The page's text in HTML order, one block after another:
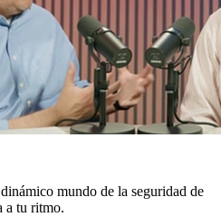
mundo de la seguridad de
a tu ritmo.